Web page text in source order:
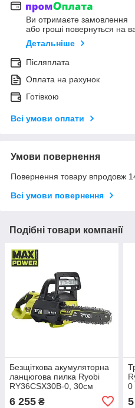
Ви отримаєте замовлення
або гроші повернуться на
Детальніше
Післяплата
Оплата на рахунок
Готівкою
Всі умови оплати
Умови повернення
Повернення товару впродовж
Всі умови повернення
Подібні товари компанії
Безщіткова акумуляторна
ланцюгова пилка Ryobi
RY36CSX30B-0, 30см
6 255 ₴
0